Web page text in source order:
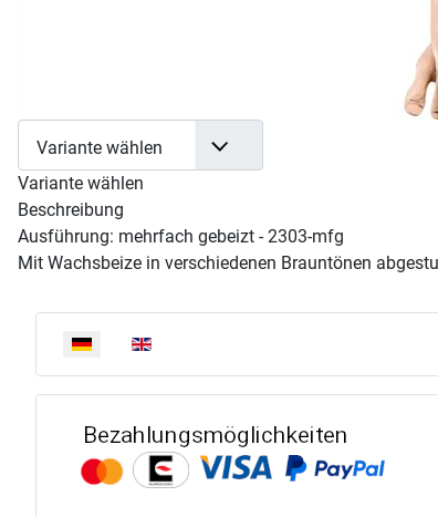
Sprache auswählen
Variante wählen
Variante wählen
Beschreibung
Ausführung: mehrfach gebeizt - 2303-mfg
Mit Wachsbeize in verschiedenen Brauntönen